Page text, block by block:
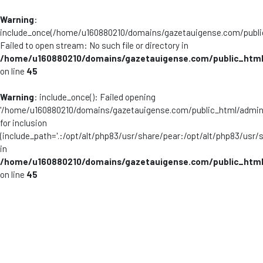
Warning:
include_once(/home/u160880210/domains/gazetauigense.com/
Failed to open stream: No such file or directory in
/home/u160880210/domains/gazetauigense.com/
on line 45
Warning: include_once(): Failed opening
'/home/u160880210/domains/gazetauigense.com/public_html/
for inclusion
(include_path='.:/opt/alt/php83/usr/share/pear:/opt/alt/php83/
in
/home/u160880210/domains/gazetauigense.com/
on line 45